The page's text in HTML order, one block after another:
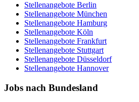
Stellenangebote Berlin
Stellenangebote München
Stellenangebote Hamburg
Stellenangebote Köln
Stellenangebote Frankfurt
Stellenangebote Stuttgart
Stellenangebote Düsseldorf
Stellenangebote Hannover
Jobs nach Bundesland